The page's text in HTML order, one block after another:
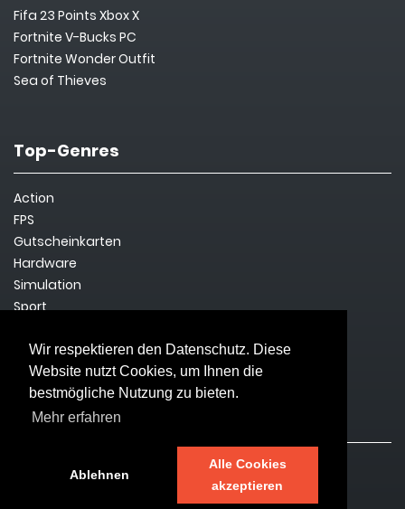
Wir respektieren den Datenschutz. Diese
Website nutzt Cookies, um Ihnen die
bestmögliche Nutzung zu bieten.
Mehr erfahren
Ablehnen
Alle Cookies
akzeptieren
Fifa 23 Points Xbox X
Fortnite V-Bucks PC
Fortnite Wonder Outfit
Sea of Thieves
Top-Genres
Action
FPS
Gutscheinkarten
Hardware
Simulation
Sport
Survival
Rechtliches
Impressum